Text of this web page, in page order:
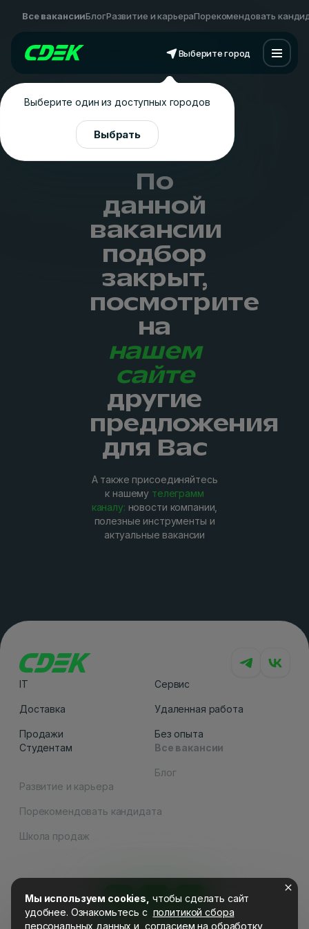
Все вакансииБлогРазвитие и карьераПорекомендовать
Выберите город
Выберите один из доступных городов
Выбрать
По
данной
вакансии
подбор
закрыт,
посмотрите
на
нашем
сайте
другие
предложения
для Вас
А также присоединяйтесь
к нашему телеграмм
каналу: новости компании,
полезные инструменты и
актуальные вакансии
Мы используем cookies, чтобы сделать сайт
удобнее. Ознакомьтесь c политикой сбора
персональных данных и согласием на обработку
IT
Доставка
Продажи
Сервис
Удаленная работа
Без опыта
Студентам
Все вакансии
Блог
Развитие и карьера
Порекомендовать кандидата
Школа продаж